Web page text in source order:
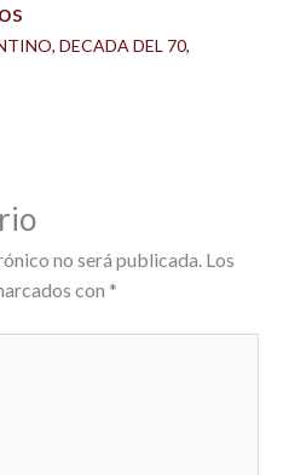
, DECADA DEL 70,
no será publicada. Los
con *